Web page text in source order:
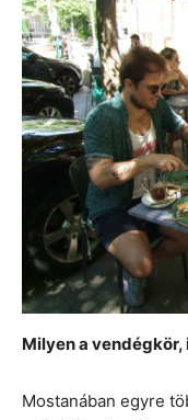
Milyen a
Mostanában egyre